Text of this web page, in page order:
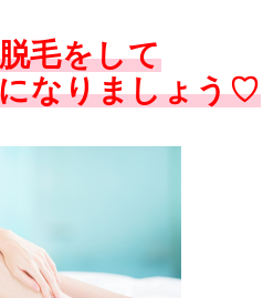
毛をして
なりましょう♡